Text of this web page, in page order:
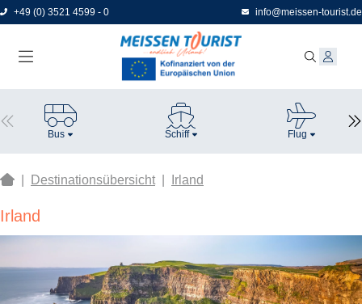
Direkt
zum
+49 (0) 3521 4599 - 0 info@meissen-tourist.de
Bus Schiff Flug
Destinationsübersicht Irland
Irland